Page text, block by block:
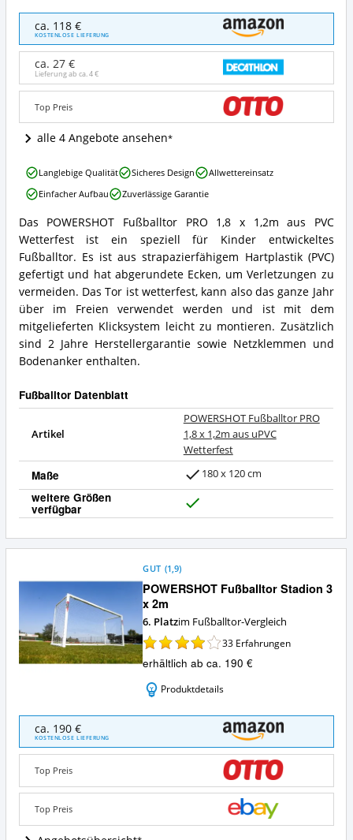
POWERSHOT
Fußballtor
PRO
1,2m
aus
Wetterfest
Angebote:
ist
dieses
Fußballtor
erhältlich?
ca. 118 €
KOSTENLOSE LIEFERUNG
ca. 27 €
Lieferung ab ca.4 €
Top Preis
alle 4 Angebote ansehen
POWERSHOT
Fußballtor
PRO
1,8
x
1,2m
aus
uPVC
Wetterfest
Zusammenfassung:
Was
dieses
Fußballtor?
Das POWERSHOT Fußballtor PRO 1,8 x 1,2m aus PVC
Wetterfest ist ein speziell für Kinder entwickeltes
Fußballtor. Es ist aus strapazierfähigem Hartplastik (PVC)
gefertigt und hat abgerundete Ecken, um Verletzungen zu
vermeiden. Das Tor ist wetterfest, kann also das ganze Jahr
über im Freien verwendet werden und ist mit dem
mitgelieferten Klicksystem leicht zu montieren. Zusätzlich
sind 2 Jahre Herstellergarantie sowie Netzklemmen und
Bodenanker enthalten.
Fußballtor Datenblatt
Artikel
POWERSHOT Fußballtor PRO
1,8 x 1,2m aus uPVC
Wetterfest
Maße 180 x 120 cm
weitere Größen
verfügbar
POWERSHOT
Fußballtor
PRO
x
1,2m
aus
uPVC
Wetterfest
Vorteile:
Was
spricht
für
dieses
Fußballtor?
Langlebige Qualität Sicheres Design
Allwettereinsatz
Einfacher Aufbau
Zuverlässige Garantie
POWERSHOT Fußballtor Stadion 3
x 2m
GUT (1,9)
6. Platzim Fußballtor-Vergleich
33 Erfahrungen
erhältlich ab ca. 190 €
Produktdetails
POWERSHOT
Fußballtor
Stadion
2m
Angebote:
Wo
ist
ca. 190 €
KOSTENLOSE LIEFERUNG
Top Preis
Top Preis